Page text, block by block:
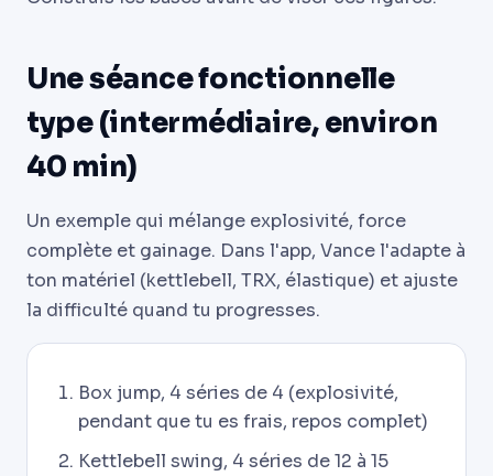
Une séance fonctionnelle
type (intermédiaire, environ
40 min)
Un exemple qui mélange explosivité, force
complète et gainage. Dans l'app, Vance l'adapte à
ton matériel (kettlebell, TRX, élastique) et ajuste
la difficulté quand tu progresses.
Box jump, 4 séries de 4 (explosivité,
pendant que tu es frais, repos complet)
Kettlebell swing, 4 séries de 12 à 15